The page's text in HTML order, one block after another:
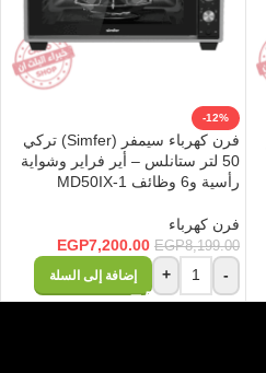
-12%
فرن كهرباء سيمفر (Simfer) تركي
50 لتر ستانلس – أير فراير وشواية
رأسية و6 وظائف MD50IX-1
فرن كهرباء
EGP8,199.00
EGP7,200.00
-
+ إضافة إلى السلة